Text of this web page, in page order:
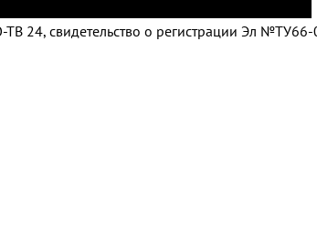
24, свидетельство о регистрации Эл